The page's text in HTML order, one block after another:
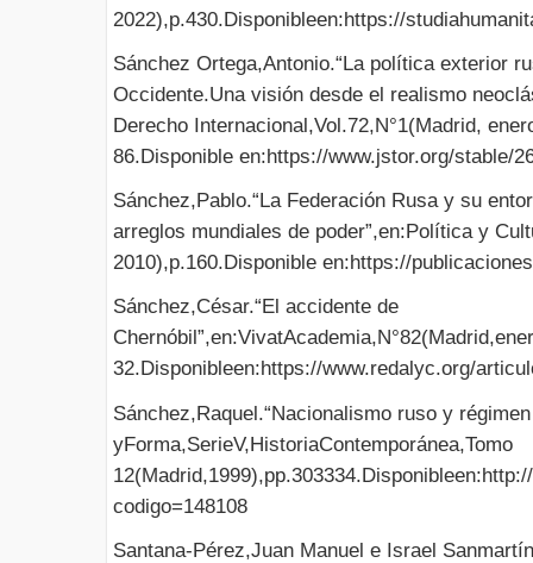
2022),p.430.Disponibleen:https://
Sánchez Ortega,Antonio.“La política exterior
Occidente.Una visión desde el realismo
Derecho Internacional,Vol.72,N°1(Madrid,
86.Disponible en:https://www.jstor.org/stable/
Sánchez,Pablo.“La Federación Rusa y su
arreglos mundiales de poder”,en:Política y
2010),p.160.Disponible en:https://
Sánchez,César.“El accidente de
32.Disponibleen:https://www.redalyc.org/
Sánchez,Raquel.“Nacionalismo ruso y
yForma,SerieV,HistoriaContemporánea,Tomo
codigo=148108
Santana-Pérez,Juan Manuel e Israel